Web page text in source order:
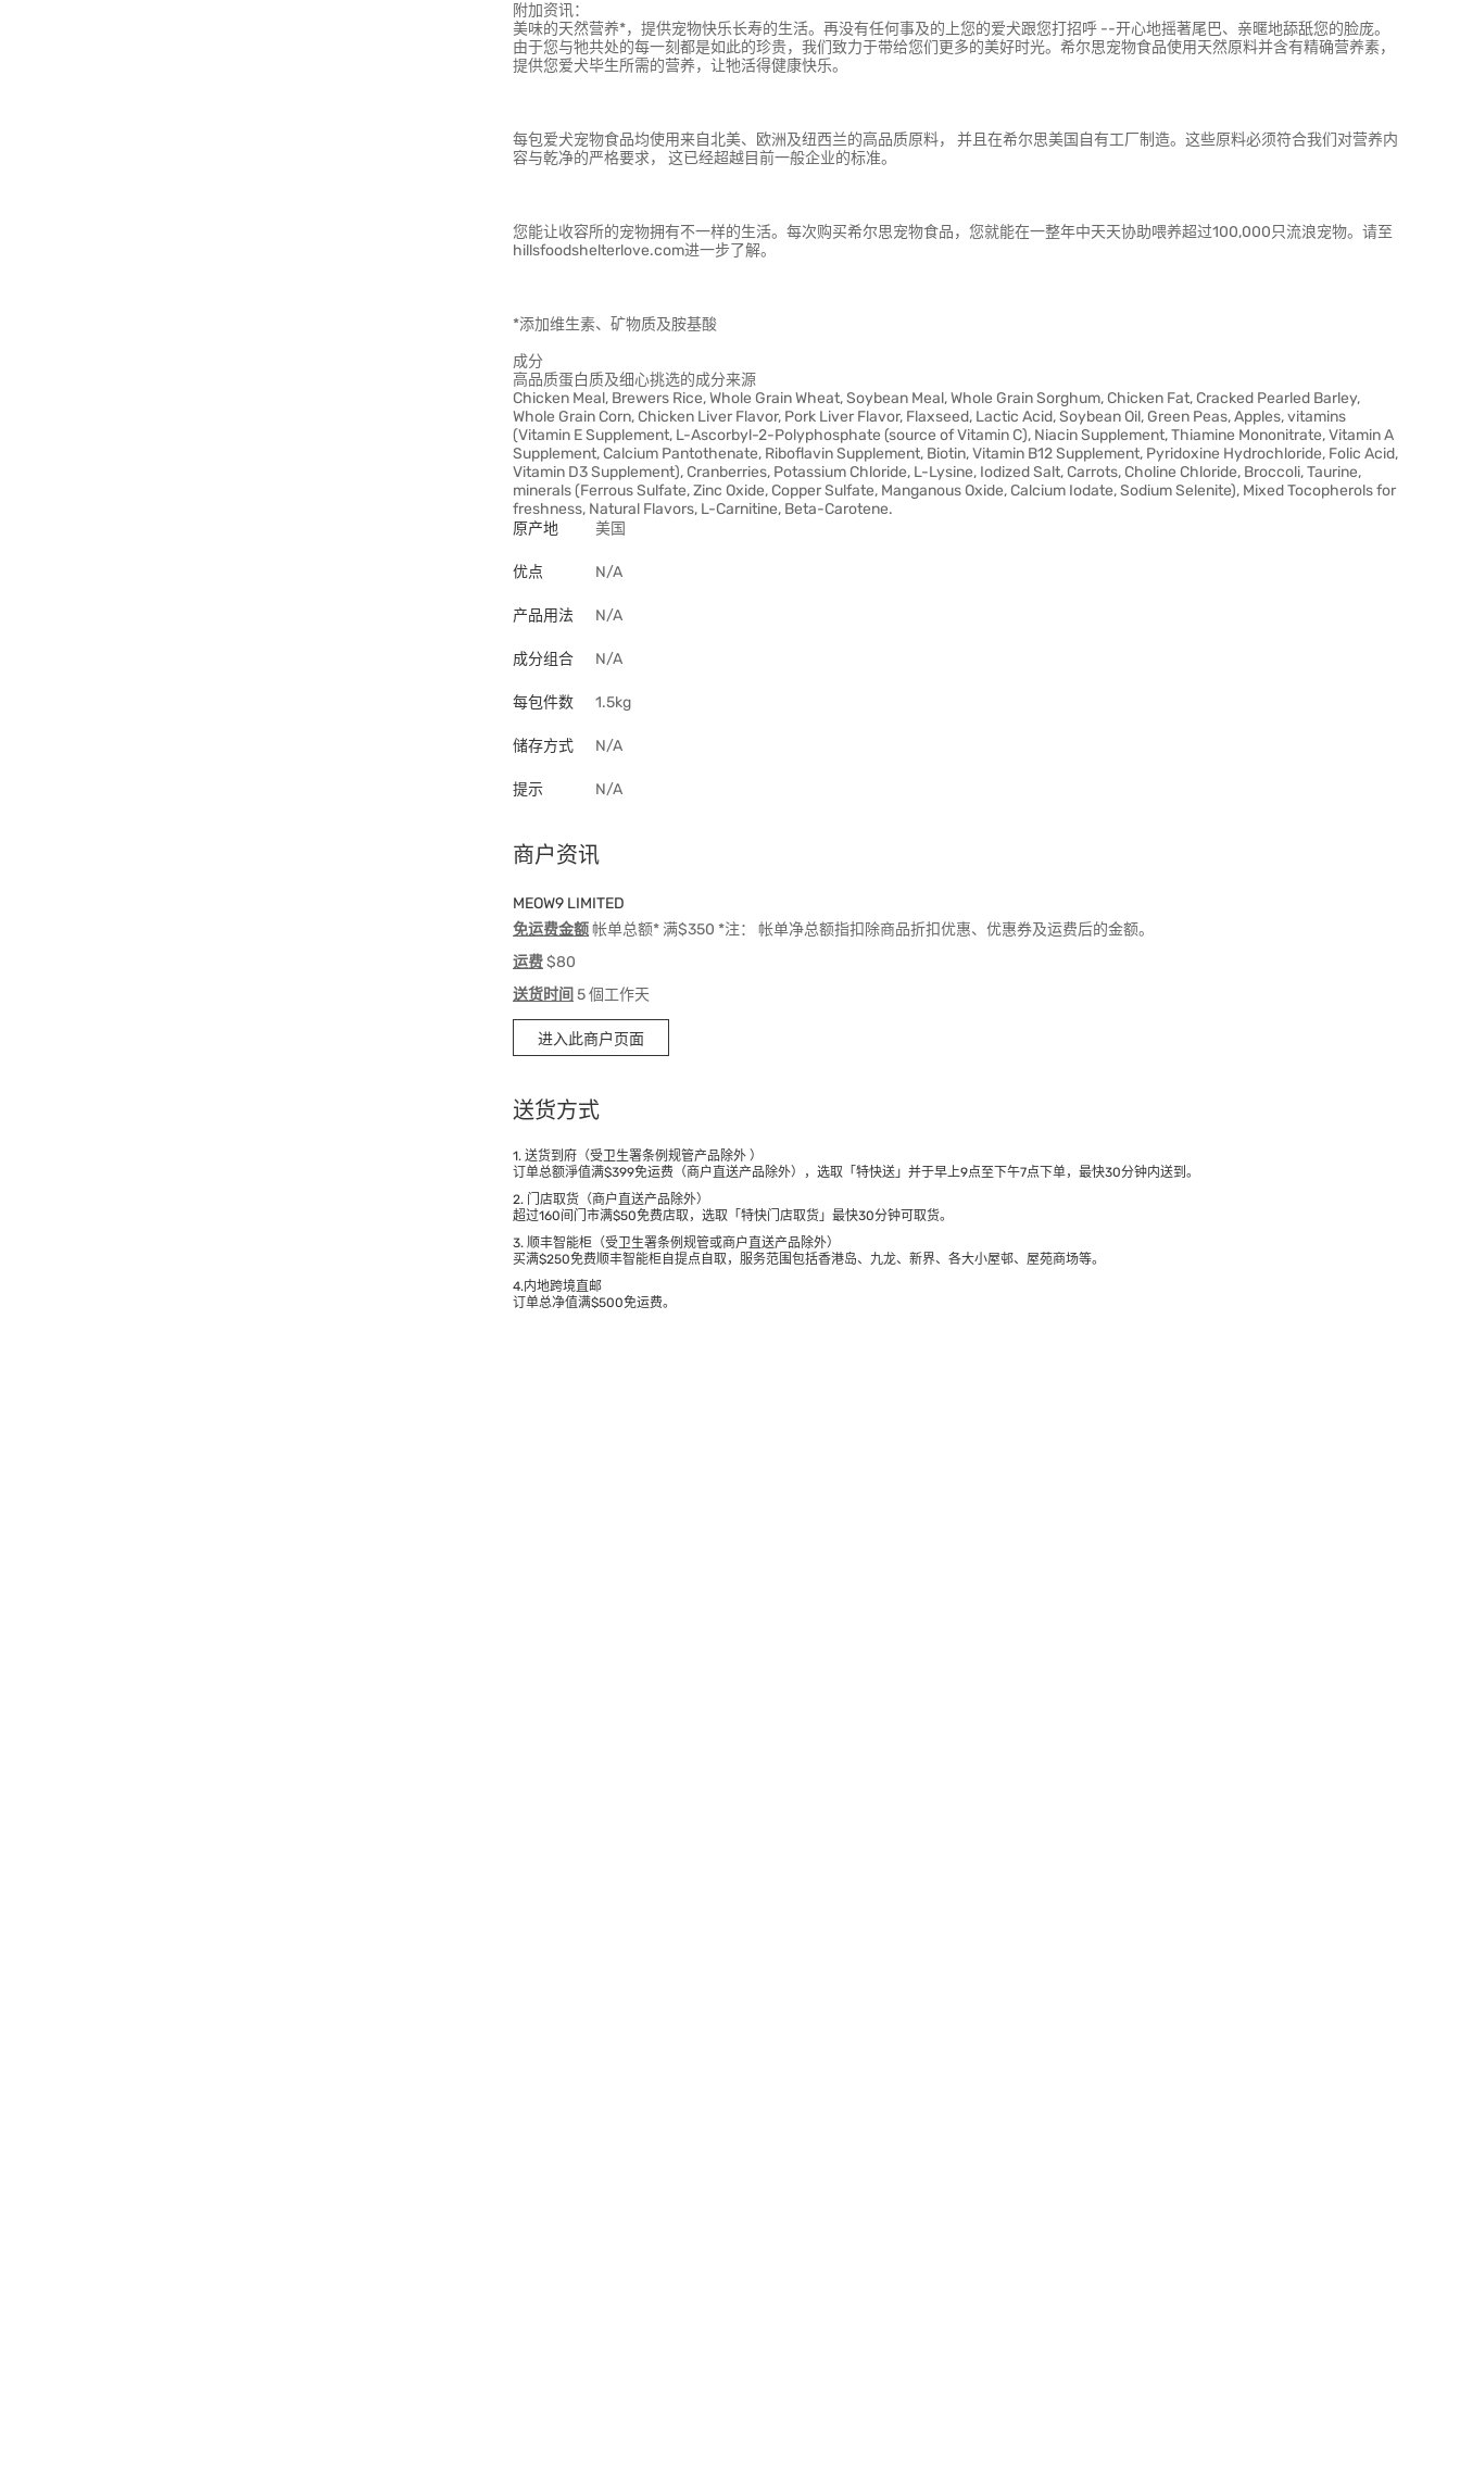
附加资讯：
美味的天然营养*，提供宠物快乐长寿的生活。再没有任何事及的上您的爱犬跟您打招呼 --开心地摇著尾巴、亲暱地舔舐您的脸庞。
由于您与牠共处的每一刻都是如此的珍贵，我们致力于带给您们更多的美好时光。希尔思宠物食品使用天然原料并含有精确营养素，
提供您爱犬毕生所需的营养，让牠活得健康快乐。
每包爱犬宠物食品均使用来自北美、欧洲及纽西兰的高品质原料， 并且在希尔思美国自有工厂制造。这些原料必须符合我们对营养内
容与乾净的严格要求， 这已经超越目前一般企业的标准。
您能让收容所的宠物拥有不一样的生活。每次购买希尔思宠物食品，您就能在一整年中天天协助喂养超过100,000只流浪宠物。请至
hillsfoodshelterlove.com进一步了解。
*添加维生素、矿物质及胺基酸
成分
高品质蛋白质及细心挑选的成分来源
Chicken Meal, Brewers Rice, Whole Grain Wheat, Soybean Meal, Whole Grain Sorghum, Chicken Fat, Cracked Pearled Barley,
Whole Grain Corn, Chicken Liver Flavor, Pork Liver Flavor, Flaxseed, Lactic Acid, Soybean Oil, Green Peas, Apples, vitamins
(Vitamin E Supplement, L-Ascorbyl-2-Polyphosphate (source of Vitamin C), Niacin Supplement, Thiamine Mononitrate, Vitamin A
Supplement, Calcium Pantothenate, Riboflavin Supplement, Biotin, Vitamin B12 Supplement, Pyridoxine Hydrochloride, Folic Acid,
Vitamin D3 Supplement), Cranberries, Potassium Chloride, L-Lysine, Iodized Salt, Carrots, Choline Chloride, Broccoli, Taurine,
minerals (Ferrous Sulfate, Zinc Oxide, Copper Sulfate, Manganous Oxide, Calcium Iodate, Sodium Selenite), Mixed Tocopherols for
freshness, Natural Flavors, L-Carnitine, Beta-Carotene.
原产地
美国
优点 N/A
产品用法 N/A
成分组合 N/A
每包件数 1.5kg
储存方式 N/A
提示 N/A
商户资讯
MEOW9 LIMITED
免运费金额帐单总额* 满$350 *注： 帐单净总额指扣除商品折扣优惠、优惠券及运费后的金额。
运费$80
送货时间 5 個工作天
进入此商户页面
送货方式
1. 送货到府（受卫生署条例规管产品除外 ）
订单总额淨值满$399免运费（商户直送产品除外），选取「特快送」并于早上9点至下午7点下单，最快30分钟内送到​。
2. 门店取货（商户直送产品除外）
超过160间门市满$50免费店取，选取「特快门店取货」最快30分钟可取货。
3. 顺丰智能柜（受卫生署条例规管或商户直送产品除外）
买满$250免费顺丰智能柜自提点自取，服务范围包括香港岛、九龙、新界、各大小屋邨、屋苑商场等。
4.内地跨境直邮
订单总净值满$500免运费。